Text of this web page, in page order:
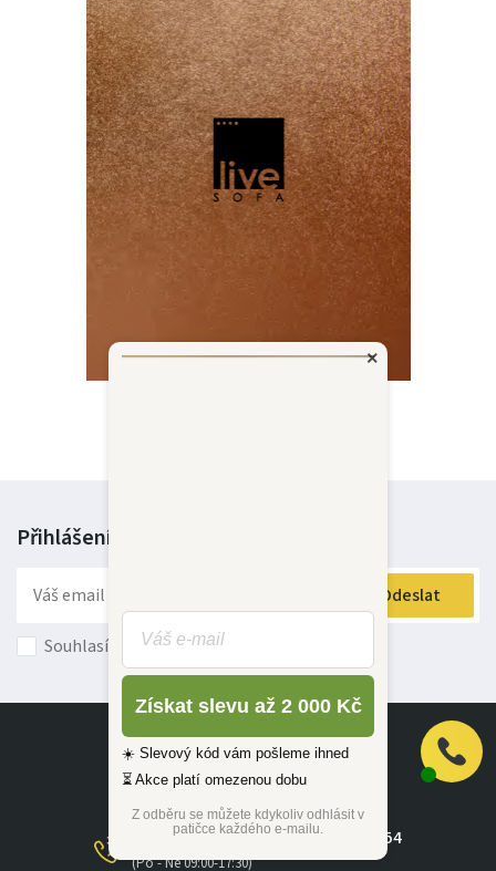
Přihlášení k odběru
Odeslat
Souhlasím s obchodními podmínkami
+420 585 415 760
(Po - Ne 09:00-17:30)
/ +420 776 490 854
×
Získat slevu až 2 000 Kč
☀️ Slevový kód vám pošleme ihned
⏳ Akce platí omezenou dobu
Z odběru se můžete kdykoliv odhlásit v
patičce každého e-mailu.